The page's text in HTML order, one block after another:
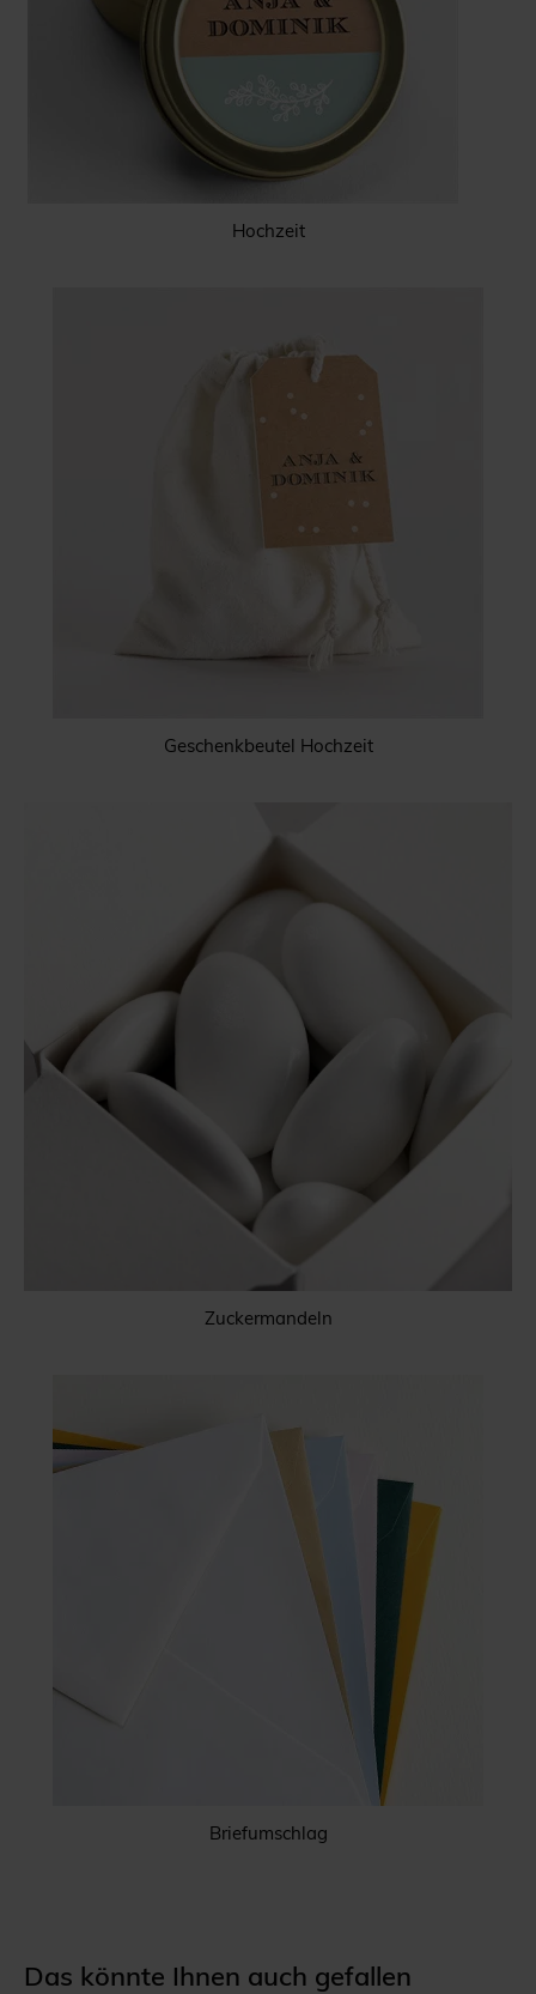
Hochzeit
Geschenkbeutel Hochzeit
Zuckermandeln
Briefumschlag
Das könnte Ihnen auch gefallen